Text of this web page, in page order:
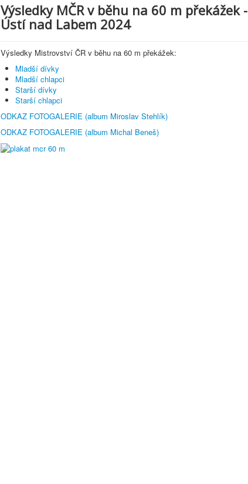
Výsledky MČR v běhu na 60 m překážek -
Ústí nad Labem 2024
Výsledky Mistrovství ČR v běhu na 60 m překážek:
Mladší dívky
Mladší chlapci
Starší dívky
Starší chlapci
ODKAZ FOTOGALERIE (album Miroslav Stehlík)
ODKAZ FOTOGALERIE (album Michal Beneš)